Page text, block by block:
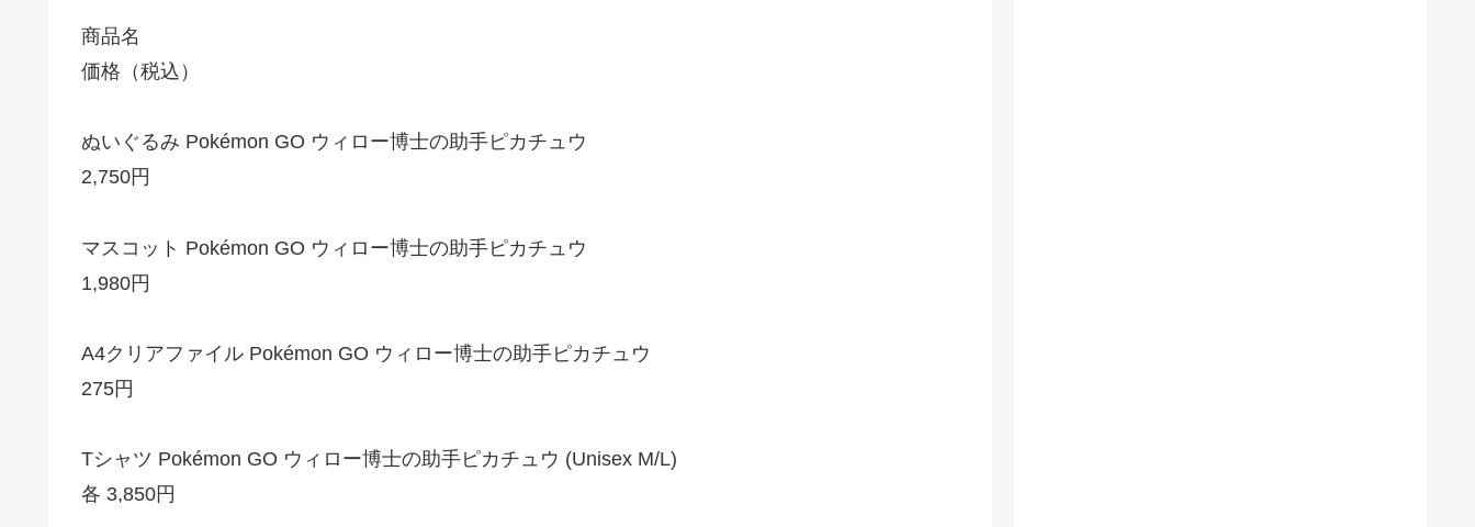
商品名
価格（税込）
ぬいぐるみ Pokémon GO ウィロー博士の助手ピカチュウ
2,750円
マスコット Pokémon GO ウィロー博士の助手ピカチュウ
1,980円
A4クリアファイル Pokémon GO ウィロー博士の助手ピカチュウ
275円
Tシャツ Pokémon GO ウィロー博士の助手ピカチュウ (Unisex M/L)
各 3,850円